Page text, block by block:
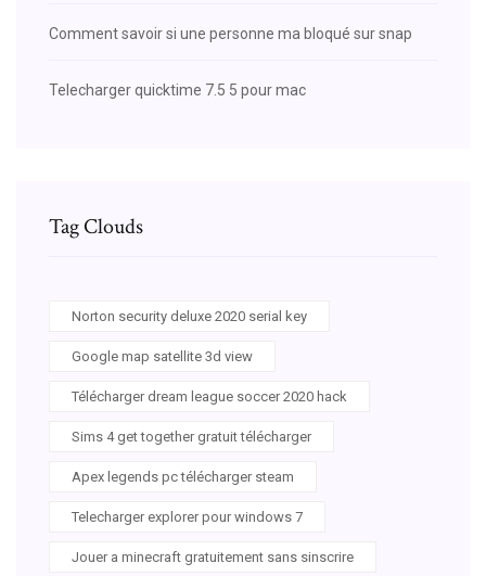
Comment savoir si une personne ma bloqué sur snap
Telecharger quicktime 7.5 5 pour mac
Tag Clouds
Norton security deluxe 2020 serial key
Google map satellite 3d view
Télécharger dream league soccer 2020 hack
Sims 4 get together gratuit télécharger
Apex legends pc télécharger steam
Telecharger explorer pour windows 7
Jouer a minecraft gratuitement sans sinscrire